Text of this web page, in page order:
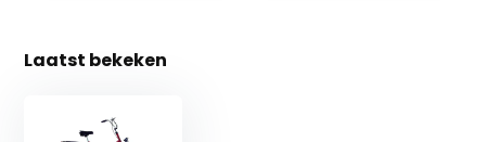
Laatst bekeken